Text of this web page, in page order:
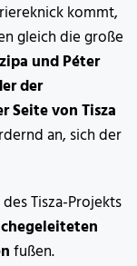
kommt,
gleich die große
und Péter
der
Seite von Tisza
an, sich der
Tisza-Projekts
fußen.